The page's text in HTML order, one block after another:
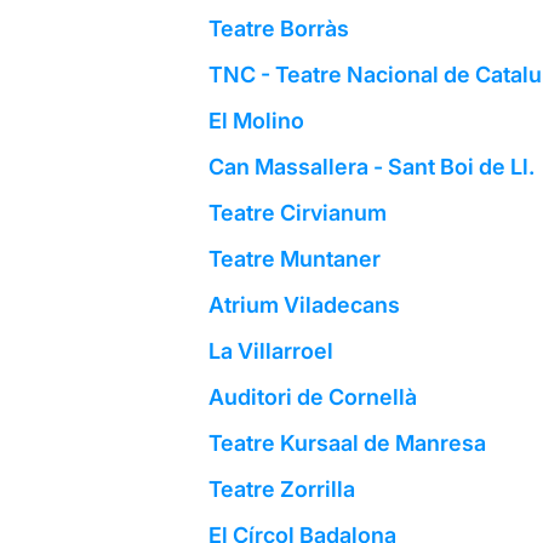
Teatre Borràs
TNC - Teatre Nacional de
El Molino
Can Massallera - Sant Boi de Ll.
Teatre Cirvianum
Teatre Muntaner
Atrium Viladecans
La Villarroel
Auditori de Cornellà
Teatre Kursaal de Manresa
Teatre Zorrilla
El Círcol Badalona